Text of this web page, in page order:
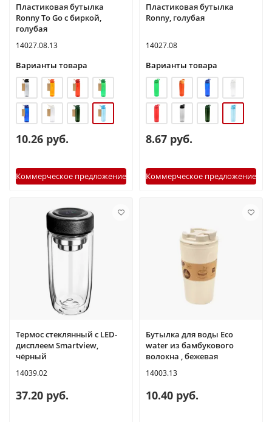
Пластиковая бутылка
Ronny To Go с биркой,
голубая
14027.08.13
Варианты товара
10.26 руб.
Коммерческое предложение
Пластиковая бутылка
Ronny, голубая
14027.08
Варианты товара
8.67 руб.
Коммерческое предложение
Термос стеклянный с LED-
дисплеем Smartview,
чёрный
14039.02
37.20 руб.
Бутылка для воды Eco
water из бамбукового
волокна , бежевая
14003.13
10.40 руб.